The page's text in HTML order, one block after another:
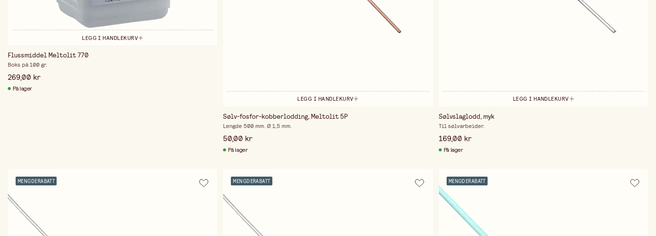
LEGG I HANDLEKURV
Flussmiddel Meltolit 770
Boks på 100 gr.
269,00 kr
På lager
LEGG I HANDLEKURV
Sølv-fosfor-kobberlodding, Meltolit 5P
Lengde 500 mm. Ø 1,5 mm.
50,00 kr
På lager
LEGG I HANDLEKURV
Sølvslaglodd, myk
Til sølvarbeider.
169,00 kr
På lager
MENGDERABATT MENGDERABATT MENGDERABATT